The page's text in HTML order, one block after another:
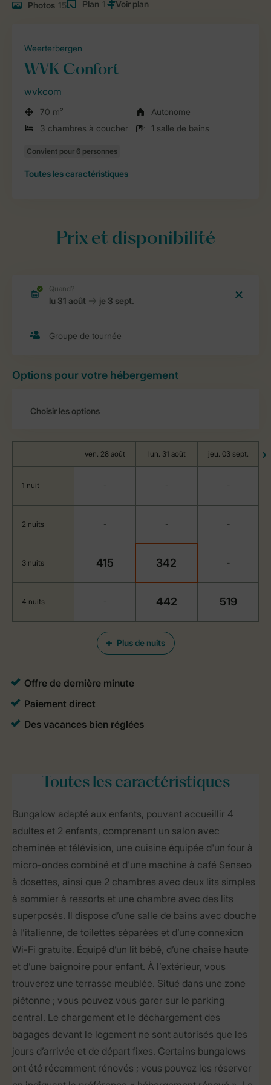
Photos 15 Plan 1
Weerterbergen
WVK Confort
wvkcom
70 m²
Autonome
3 chambres à coucher
1 salle de bains
Toutes les caractéristiques
Prix et disponibilité
Options pour votre hébergement
Plus de nuits
ven. 28 août lun. 31 août jeu. 03 sept.
1 nuit - - -
2 nuits - - -
3 nuits 415 342 -
4 nuits - 442 519
Toutesles caractéristiques
Bungalow adapté aux enfants, pouvant accueillir 4
adultes et 2 enfants, comprenant un salon avec
cheminée et télévision, une cuisine équipée d'un four à
micro-ondes combiné et d'une machine à café Senseo
à dosettes, ainsi que 2 chambres avec deux lits simples
à sommier à ressorts et une chambre avec des lits
superposés. Il dispose d’une salle de bains avec douche
à l’italienne, de toilettes séparées et d’une connexion
Wi-Fi gratuite. Équipé d’un lit bébé, d’une chaise haute
et d’une baignoire pour enfant. À l’extérieur, vous
trouverez une terrasse meublée. Situé dans une zone
piétonne ; vous pouvez vous garer sur le parking
central. Le chargement et le déchargement des
bagages devant le logement ne sont autorisés que les
jours d’arrivée et de départ fixes. Certains bungalows
ont été récemment rénovés ; vous pouvez les réserver